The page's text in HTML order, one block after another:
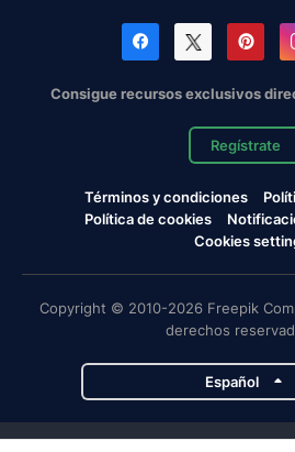
Consigue recursos exclusivos
Regístrate
Términos y condiciones
Política de cookies
Cookies
Copyright © 2010-2026 Freepik
derechos
Español